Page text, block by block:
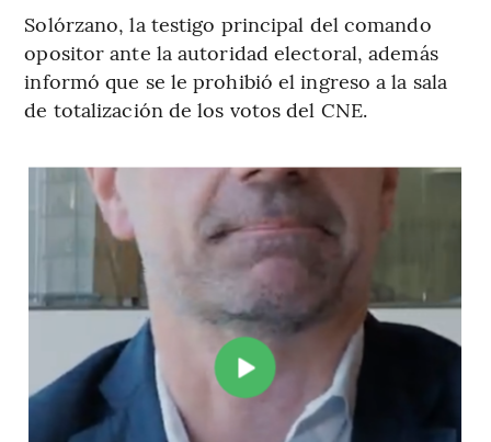
Solórzano, la testigo principal del comando
opositor ante la autoridad electoral, además
informó que se le prohibió el ingreso a la sala
de totalización de los votos del CNE.